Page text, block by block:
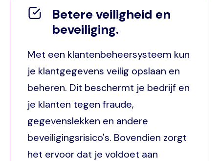
Betere veiligheid en
beveiliging.
Met een klantenbeheersysteem kun
je klantgegevens veilig opslaan en
beheren. Dit beschermt je bedrijf en
je klanten tegen fraude,
gegevenslekken en andere
beveiligingsrisico's. Bovendien zorgt
het ervoor dat je voldoet aan